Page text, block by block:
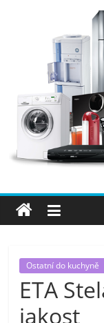
OK
–
Ostatní do kuchyně
ETA
jakost